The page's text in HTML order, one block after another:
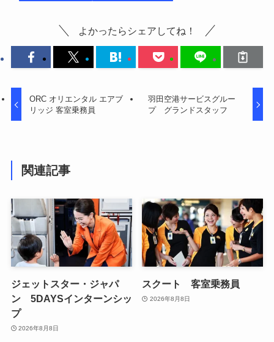
よかったらシェアしてね！
ORC オリエンタル エアブ
リッジ 客室乗務員
羽田空港サービスグルー
プ グランドスタッフ
関連記事
ジェットスター・ジャパ
ン 5DAYSインターンシッ
プ
2026年8月8日
スクート 客室乗務員
2026年8月8日